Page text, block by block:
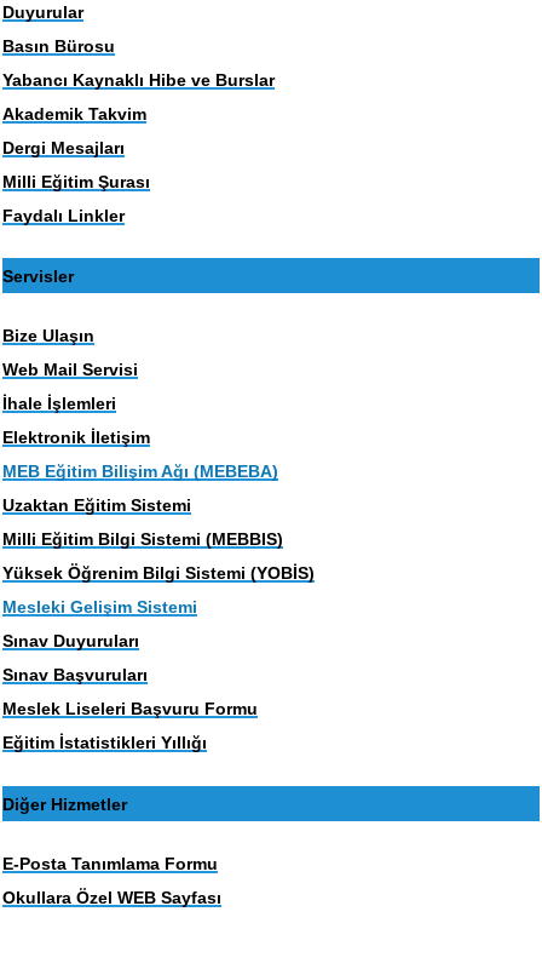
Duyurular
Basın Bürosu
Yabancı Kaynaklı Hibe ve Burslar
Akademik Takvim
Dergi Mesajları
Milli Eğitim Şurası
Faydalı Linkler
Servisler
Bize Ulaşın
Web Mail Servisi
İhale İşlemleri
Elektronik İletişim
MEB Eğitim Bilişim Ağı (MEBEBA)
Uzaktan Eğitim Sistemi
Milli Eğitim Bilgi Sistemi (MEBBIS)
Yüksek Öğrenim Bilgi Sistemi (YOBİS)
Mesleki Gelişim Sistemi
Sınav Duyuruları
Sınav Başvuruları
Meslek Liseleri Başvuru Formu
Eğitim İstatistikleri Yıllığı
Diğer Hizmetler
E-Posta Tanımlama Formu
Okullara Özel WEB Sayfası